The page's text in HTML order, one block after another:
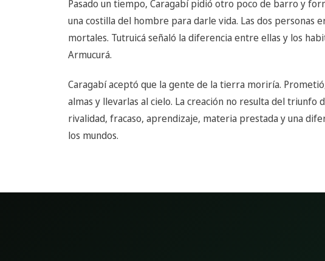
Pasado un tiempo, Caragabí pidió otro poco de barro y
una costilla del hombre para darle vida. Las dos personas
mortales. Tutruicá señaló la diferencia entre ellas y los
Armucurá.
Caragabí aceptó que la gente de la tierra moriría.
almas y llevarlas al cielo. La creación no resulta del triunfo
rivalidad, fracaso, aprendizaje, materia prestada y una
los mundos.